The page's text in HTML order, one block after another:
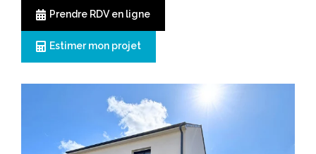
Prendre RDV en ligne
Estimer mon projet